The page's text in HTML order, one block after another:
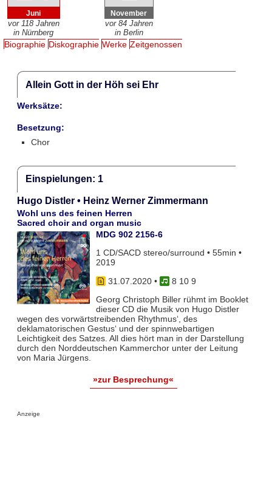
Juni
vor 118 Jahren
in Nürnberg
November
vor 84 Jahren
in Berlin
Biographie Diskographie Werke Zeitgenossen
Allein Gott in der Höh sei Ehr
Werksätze:
Besetzung:
Chor
Einspielungen: 1
Hugo Distler • Heinz Werner Zimmermann
Wohl uns des feinen Herren
Sacred choir and organ music
MDG 902 2156-6
1 CD/SACD stereo/surround • 55min •
2019
31.07.2020•
8 10 9
Georg Christoph Biller rühmt im Booklet
dieser CD die Musik von Hugo Distler
wegen des vorwärtstreibenden Rhythmus‘, des
deklamatorischen Gestus‘ und der spinnwebartigen
Leichtigkeit des Satzes. All dies hört man in der Darstellung
durch den Norddeutschen Kammerchor unter der Leitung
von Maria Jürgens.
»zur Besprechung«
Anzeige